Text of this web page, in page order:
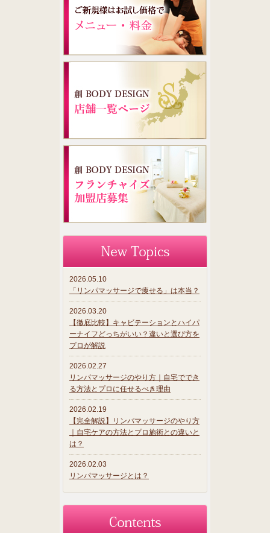
2026.05.10
「リンパマッサージで痩せる」は本当？
2026.03.20
【徹底比較】キャビテーションとハイパ
ーナイフどっちがいい？違いと選び方を
プロが解説
2026.02.27
リンパマッサージのやり方｜自宅ででき
る方法とプロに任せるべき理由
2026.02.19
【完全解説】リンパマッサージのやり方
｜自宅ケアの方法とプロ施術との違いと
は？
2026.02.03
リンパマッサージとは？